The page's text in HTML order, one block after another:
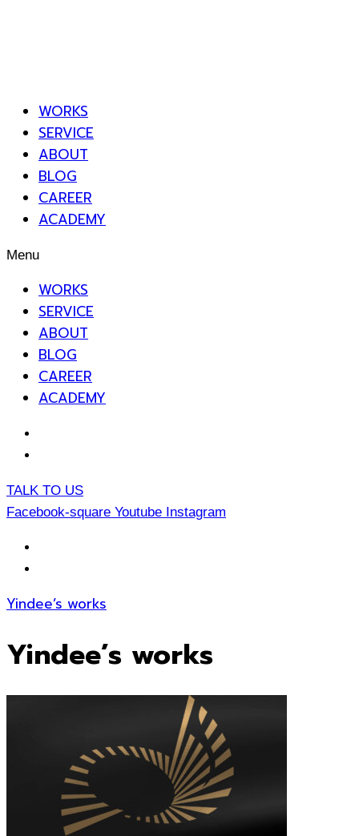
WORKS
SERVICE
ABOUT
BLOG
CAREER
ACADEMY
Menu
WORKS
SERVICE
ABOUT
BLOG
CAREER
ACADEMY
TALK TO US
Facebook-square Youtube Instagram
Yindee’s works
Yindee’s works